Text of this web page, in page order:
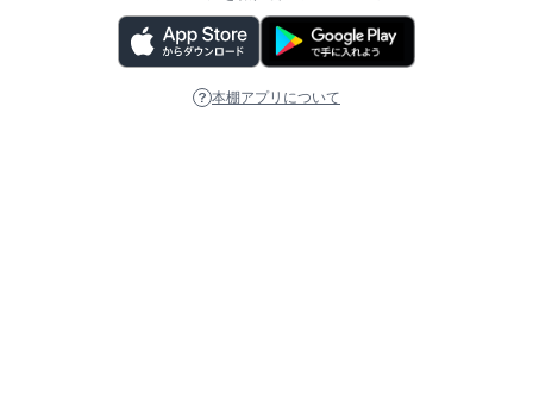
本棚アプリについて